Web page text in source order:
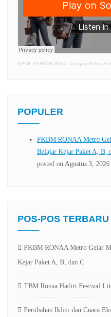
SPNF. PKBM RONAA · Jangan Putus
POPULER
POS-POS TERBARU
PKBM RONAA Metro Gelar
Kejar Paket A, B, dan C
TBM Ronaa Hadiri Festival
Perubahan Iklim dan Cuaca